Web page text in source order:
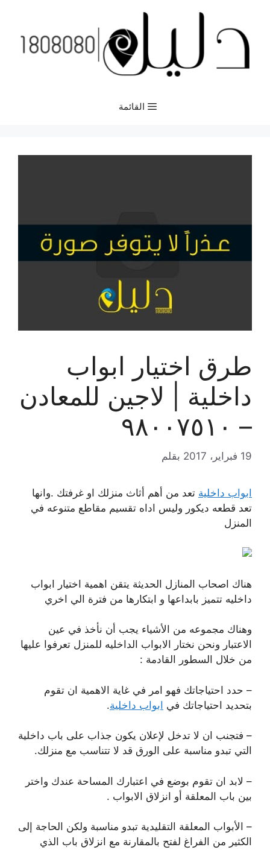
المحتوى
القائمة
طرق اختيار ابواب
داخلية | لاجين للمعادن
– ٩٨٠٠٧٥١٠
19 فبراير، 2017 بقلم
ابواب داخلية تعد من أهم أثاث منزلك او غرفتك .وانها
تعد قطعه ديكور وليس اداه تقسيم مقاطع متنوعه في
المنزل
هناك اصحاب المنازل الحديثة يتقن اهمية اختيار ابواب
داخليه تتميز بابداعها و ابتكارها من فترة الي اخري
وهناك مجموعه من الأشياء يجب أن نأخذ في عين
الاعتبار ونحن نختار الابواب الداخليه للمنزل تعرفوا عليها
من خلال السطور القادمة :
– حدد احتياجاتك فهو امر في غاية الاهمية ان تقوم
بتحديد احتياجاتك في ابواب داخلية.
– فتجنب ان لا تدخل لإعلان يكون جذاب على باب داخلية
التي تبدو مناسبة على الورق قد لا تتناسب مع منزلك.
– لابد ان تقوم بوضع في اعتبارك المساحة عندك واختر
بين باب المعلقة أو انزلاق الابواب .
– الأبواب المعلقة التقليدية تبدو مناسبة ولكن الحاجة إلى
الكثير من الفراغ لفتح بالمقارنة مع انزلاق باب الذي